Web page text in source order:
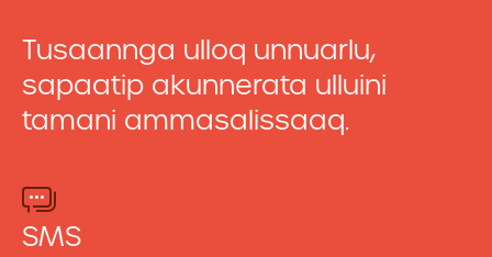
Tusaannga ulloq unnuarlu,
sapaatip akunnerata ulluini
tamani ammasalissaaq.
SMS